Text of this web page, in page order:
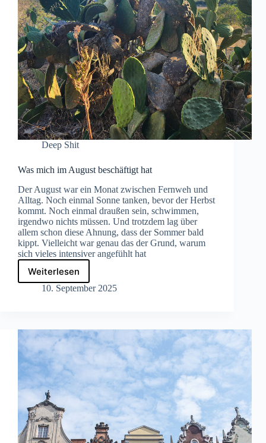
Deep Shit
Was mich im August beschäftigt hat
Der August war ein Monat zwischen Fernweh und
Alltag. Noch einmal Sonne tanken, bevor der Herbst
kommt. Noch einmal draußen sein, schwimmen,
irgendwo nichts müssen. Und trotzdem lag über
allem schon diese Ahnung, dass der Sommer bald
kippt. Vielleicht war genau das der Grund, warum
sich vieles intensiver angefühlt hat
Weiterlesen
Was
mich
hat
10. September 2025